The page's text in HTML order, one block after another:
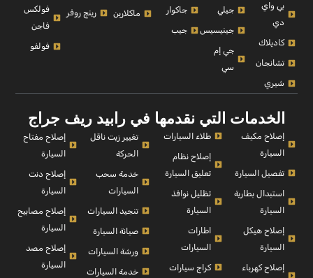
بي واي
دي
كاديلاك
تشانجان
شيري
جيلي
جينيسيس
جي إم
سي
جاكوار
جيب
ماكلارين رينج روفر
فولكس
فاجن
فولفو
الخدمات التي نقدمها في رابيد ريف جراج
إصلاح مكيف
السيارة
تفصيل السيارة
استبدال بطارية
السيارة
إصلاح هيكل
السيارة
إصلاح كهرباء
طلاء السيارات
إصلاح نظام
تعليق السيارة
تظليل نوافذ
السيارة
اطارات
السيارات
كراج سيارات
تغيير زيت ناقل
الحركة
خدمة سحب
السيارات
تنجيد السيارات
صيانة السيارة
ورشة السيارات
خدمة السيارات
إصلاح مفتاح
السيارة
إصلاح دنت
السيارة
إصلاح مصابيح
السيارة
إصلاح مصد
السيارة